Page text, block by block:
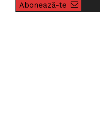
Abonează-te